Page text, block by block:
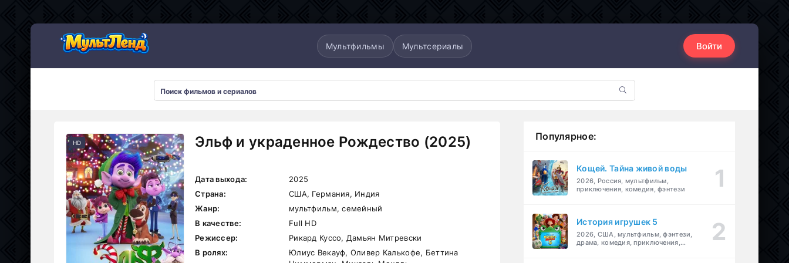
Мультфильмы Мультсериалы Войти
Эльф и украденное Рождество (2025)
HD
Дата выхода:
2025
Страна:
США, Германия, Индия
Жанр:
мультфильм, семейный
В качестве:
Full HD
Режиссер:
Рикард Куссо, Дамьян Митревски
В ролях:
Юлиус Векауф, Оливер Калькофе, Беттина
Популярное:
Кощей. Тайна живой воды
2026, Россия, мультфильм,
приключения, комедия, фэнтези
История игрушек 5
2026, США, мультфильм, фэнтези,
драма, комедия, приключения,